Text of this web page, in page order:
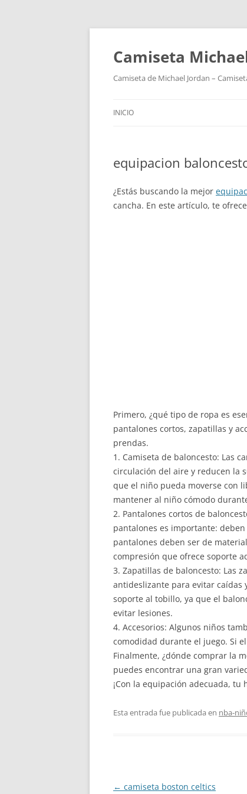
Camiseta
Camiseta de Michael Jordan –
INICIO
equipacion
¿Estás buscando la mejor
cancha. En este artículo, te
Primero, ¿qué tipo de ropa es
pantalones cortos, zapatillas y
prendas.
1. Camiseta de baloncesto: Las
circulación del aire y reducen la
que el niño pueda moverse con
mantener al niño cómodo
2. Pantalones cortos de
pantalones es importante:
pantalones deben ser de
compresión que ofrece soporte
3. Zapatillas de baloncesto: Las
antideslizante para evitar caídas
soporte al tobillo, ya que el
evitar lesiones.
4. Accesorios: Algunos niños
comodidad durante el juego. Si
Finalmente, ¿dónde comprar la
puedes encontrar una gran
¡Con la equipación adecuada,
Esta entrada fue publicada en nba-
Navegación
← camiseta boston celtics